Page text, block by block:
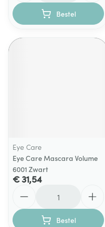
Bestel
Eye Care
Eye Care Mascara Volume
6001 Zwart
€ 31,54
Bestel